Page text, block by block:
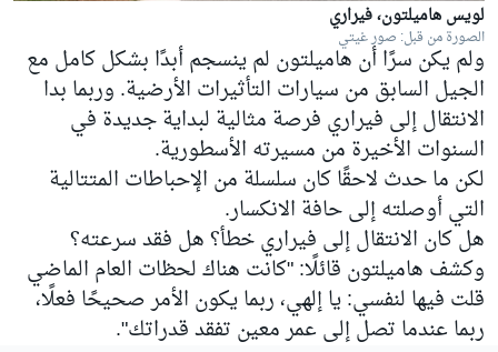
لويس هاميلتون، فيراري
الصورة من قبل: صور غيتي
ولم يكن سرًا أن هاميلتون لم ينسجم أبدًا بشكل كامل مع
الجيل السابق من سيارات التأثيرات الأرضية. وربما بدا
الانتقال إلى فيراري فرصة مثالية لبداية جديدة في
السنوات الأخيرة من مسيرته الأسطورية.
لكن ما حدث لاحقًا كان سلسلة من الإحباطات المتتالية
التي أوصلته إلى حافة الانكسار.
هل كان الانتقال إلى فيراري خطأ؟ هل فقد سرعته؟
وكشف هاميلتون قائلًا: "كانت هناك لحظات العام الماضي
قلت فيها لنفسي: يا إلهي، ربما يكون الأمر صحيحًا فعلًا،
ربما عندما تصل إلى عمر معين تفقد قدراتك".